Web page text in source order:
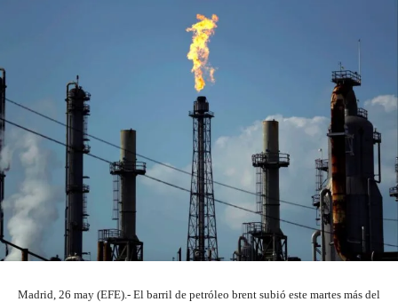
Madrid, 26 may (EFE).- El barril de petróleo brent subió este martes más del